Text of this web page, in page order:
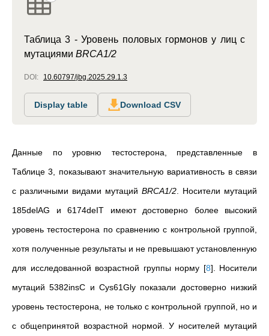
Таблица 3 -Уровень половых гормонов у лиц с
мутациями BRCA1/2
DOI: 10.60797/jbg.2025.29.1.3
Display table Download CSV
Данные по уровню тестостерона, представленные в
Таблице3 , показывают значительную вариативность в связи
с различными видами мутаций BRCA1/2 . Носители мутаций
185delAG и 6174deIT имеют достоверно более высокий
уровень тестостерона по сравнению с контрольной группой,
хотя полученные результаты и не превышают установленную
для исследованной возрастной группы норму [8] . Носители
мутаций 5382insC и Cys61Gly показали достоверно низкий
уровень тестостерона, не только с контрольной группой, но и
с общепринятой возрастной нормой. У носителей мутаций